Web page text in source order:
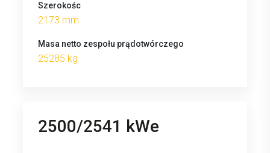
Szerokośc
2173 mm
Masa netto zespołu prądotwórczego
25285 kg
2500/2541 kWe